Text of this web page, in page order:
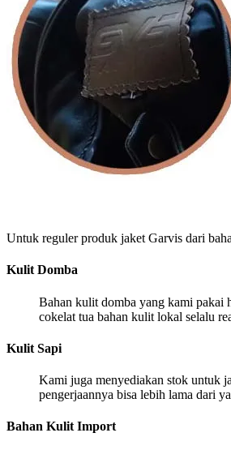
Untuk reguler produk jaket Garvis dari
Kulit Domba
Bahan kulit domba yang kami pakai
cokelat tua bahan kulit lokal selalu
Kulit Sapi
Kami juga menyediakan stok untuk
pengerjaannya bisa lebih lama dari
Bahan Kulit Import